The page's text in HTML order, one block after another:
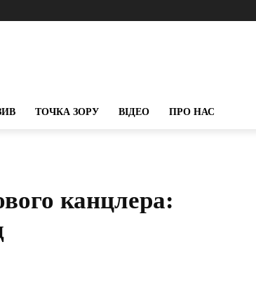
ТОЧКА ЗОРУ ВІДЕО ПРО НАС
канцлера: